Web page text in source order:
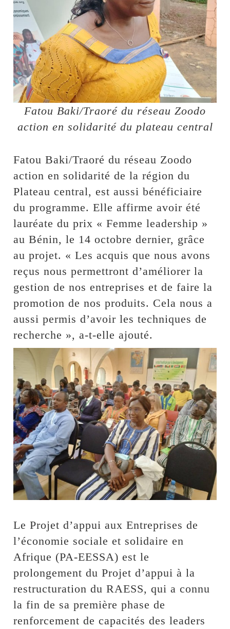
Fatou Baki/Traoré du réseau Zoodo
action en solidarité du plateau central
Fatou Baki/Traoré du réseau Zoodo
action en solidarité de la région du
Plateau central, est aussi bénéficiaire
du programme. Elle affirme avoir été
lauréate du prix « Femme leadership »
au Bénin, le 14 octobre dernier, grâce
au projet. « Les acquis que nous avons
reçus nous permettront d’améliorer la
gestion de nos entreprises et de faire la
promotion de nos produits. Cela nous a
aussi permis d’avoir les techniques de
recherche », a-t-elle ajouté.
Le Projet d’appui aux Entreprises de
l’économie sociale et solidaire en
Afrique (PA-EESSA) est le
prolongement du Projet d’appui à la
restructuration du RAESS, qui a connu
la fin de sa première phase de
renforcement de capacités des leaders